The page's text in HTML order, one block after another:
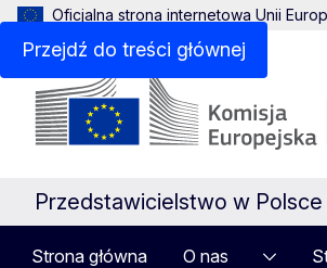
Przejdź do treści głównej
Oficjalna strona internetowa Unii
Przedstawicielstwo w Polsce
Strona główna O nas